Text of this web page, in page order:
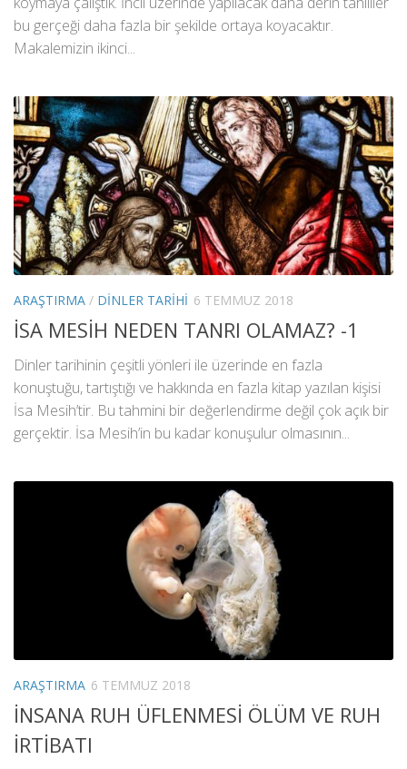
bu gerçeği daha fazla bir şekilde ortaya koyacaktır.
Makalemizin ikinci...
ARAŞTIRMA / DINLER TARIHI 6 TEMMUZ 2018
İSA MESİH NEDEN TANRI OLAMAZ? -1
Dinler tarihinin çeşitli yönleri ile üzerinde en fazla
konuştuğu, tartıştığı ve hakkında en fazla kitap yazılan kişisi
İsa Mesih’tir. Bu tahmini bir değerlendirme değil çok açık bir
gerçektir. İsa Mesih’in bu kadar konuşulur olmasının...
ARAŞTIRMA 6 TEMMUZ 2018
İNSANA RUH ÜFLENMESİ ÖLÜM VE RUH
İRTİBATI